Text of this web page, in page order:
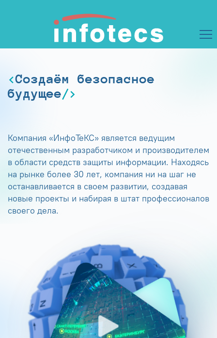
Создаём безопасное
будущее
Компания «ИнфоТеКС» является ведущим
отечественным разработчиком и производителем
в области средств защиты информации. Находясь
на рынке более 30 лет, компания ни на шаг не
останавливается в своем развитии, создавая
новые проекты и набирая в штат профессионалов
своего дела.